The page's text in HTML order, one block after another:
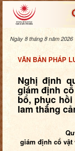
Ngày 8 tháng 8 năm 2026
VĂN BẢN PHÁP
Nghị định
giám định
bổ, phục
lam thắng
giám định cổ vật